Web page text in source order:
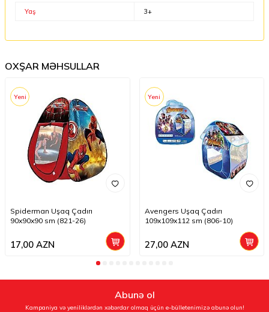
Yaş 3+
OXŞAR MƏHSULLAR
Yeni
Spiderman Uşaq Çadırı
90x90x90 sm (821-26)
17,00 AZN
Yeni
Avengers Uşaq Çadırı
109x109x112 sm (806-10)
27,00AZN
Abunə ol
Kampaniya və yeniliklərdən xəbərdar olmaq üçün e-bülletenimizə abunə olun!